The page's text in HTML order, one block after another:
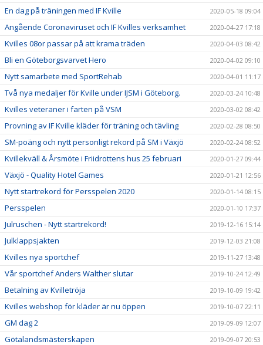
En dag på träningen med IF Kville 2020-05-18 09:04
Angående Coronaviruset och IF Kvilles verksamhet 2020-04-27 17:18
Kvilles 08or passar på att krama träden 2020-04-03 08:42
Bli en Göteborgsvarvet Hero 2020-04-02 09:10
Nytt samarbete med SportRehab 2020-04-01 11:17
Två nya medaljer för Kville under IJSM i Göteborg. 2020-03-24 10:48
Kvilles veteraner i farten på VSM 2020-03-02 08:42
Provning av IF Kville kläder för träning och tävling 2020-02-28 08:50
SM-poäng och nytt personligt rekord på SM i Växjö 2020-02-24 08:52
Kvillekväll & Årsmöte i Friidrottens hus 25 februari 2020-01-27 09:44
Växjö - Quality Hotel Games 2020-01-21 12:56
Nytt startrekord för Persspelen 2020 2020-01-14 08:15
Persspelen 2020-01-10 17:37
Julruschen - Nytt startrekord! 2019-12-16 15:14
Julklappsjakten 2019-12-03 21:08
Kvilles nya sportchef 2019-11-27 13:48
Vår sportchef Anders Walther slutar 2019-10-24 12:49
Betalning av Kvilletröja 2019-10-09 19:42
Kvilles webshop för kläder är nu öppen 2019-10-07 22:11
GM dag 2 2019-09-09 12:07
Götalandsmästerskapen 2019-09-07 20:53